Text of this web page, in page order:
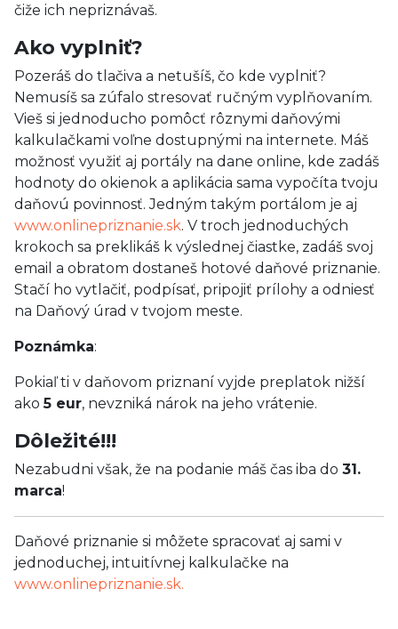
čiže ich nepriznávaš.
Ako vyplniť?
Pozeráš do tlačiva a netušíš, čo kde vyplniť?
Nemusíš sa zúfalo stresovať ručným vyplňovaním.
Vieš si jednoducho pomôcť rôznymi daňovými
kalkulačkami voľne dostupnými na internete. Máš
možnosť využiť aj portály na dane online, kde zadáš
hodnoty do okienok a aplikácia sama vypočíta tvoju
daňovú povinnosť. Jedným takým portálom je aj
www.onlinepriznanie.sk. V troch jednoduchých
krokoch sa preklikáš k výslednej čiastke, zadáš svoj
email a obratom dostaneš hotové daňové priznanie.
Stačí ho vytlačiť, podpísať, pripojiť prílohy a odniesť
na Daňový úrad v tvojom meste.
Poznámka:
Pokiaľ ti v daňovom priznaní vyjde preplatok nižší
ako5 eur, nevzniká nárok na jeho vrátenie.
Dôležité!!!
Nezabudni však, že na podanie máš čas iba do 31.
marca!
Daňové priznanie si môžete spracovať aj sami v
jednoduchej, intuitívnej kalkulačke na
www.onlinepriznanie.sk.